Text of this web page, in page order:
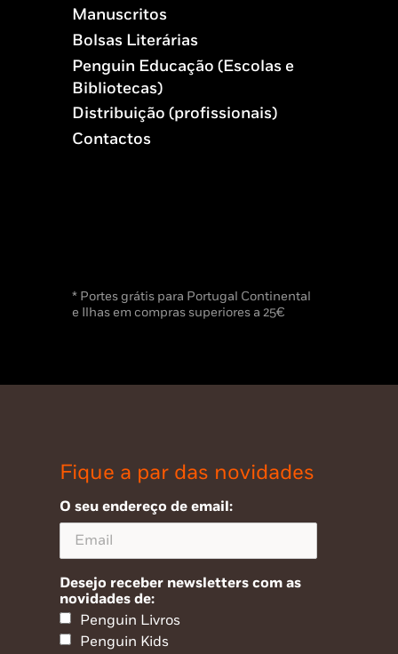
Manuscritos
Bolsas Literárias
Penguin Educação (Escolas e
Bibliotecas)
Distribuição (profissionais)
Contactos
* Portes grátis para Portugal Continental
e Ilhas em compras superiores a 25€
Fique a par das novidades
O seu endereço de email:
Desejo receber newsletters com as
novidades de:
Penguin Livros
Penguin Kids